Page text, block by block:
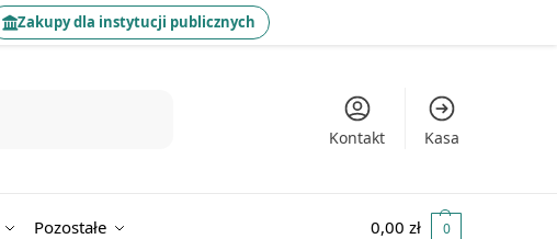
Zakupy dla instytucji publicznych
Kontakt Kasa
Pozostałe 0,00 zł 0